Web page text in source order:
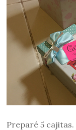
Preparé 5